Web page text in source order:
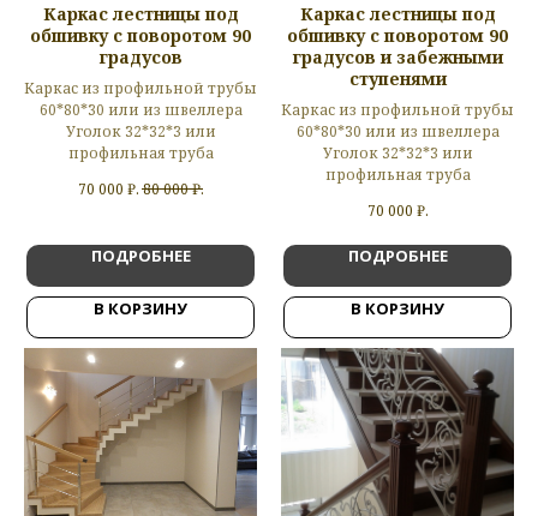
Каркас лестницы под
обшивку с поворотом 90
градусов
Каркас из профильной трубы
60*80*30 или из швеллера
Уголок 32*32*3 или
профильная труба
70 000 ₽. 80 000₽.
ПОДРОБНЕЕ
В КОРЗИНУ
Каркас лестницы под
обшивку с поворотом 90
градусов и забежными
ступенями
Каркас из профильной трубы
60*80*30 или из швеллера
Уголок 32*32*3 или
профильная труба
70 000 ₽.
ПОДРОБНЕЕ
В КОРЗИНУ